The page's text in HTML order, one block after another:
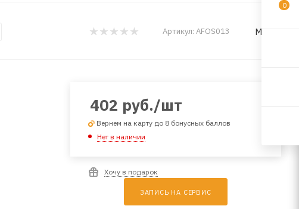
Артикул: AFOS013 MILES
402 руб./шт
Вернем на карту до 8 бонусных баллов
Нет в наличии
Хочу в подарок
ЗАПИСЬ НА СЕРВИС
0